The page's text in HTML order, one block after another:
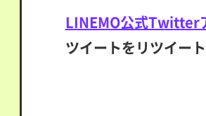
LINEMO公式Twitter
ツイートをリツイー